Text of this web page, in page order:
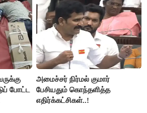
போட்ட
அமைச்சர் நிர்மல் குமார்
பேசியதும் கொந்தளித்த
எதிர்க்கட்சிகள்..!